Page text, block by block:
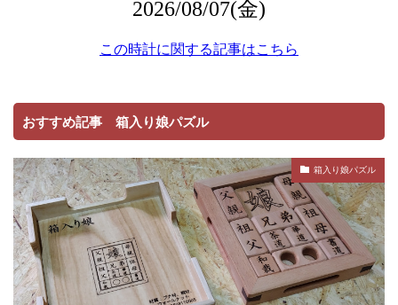
おすすめ記事 箱入り娘パズル
箱入り娘パズル